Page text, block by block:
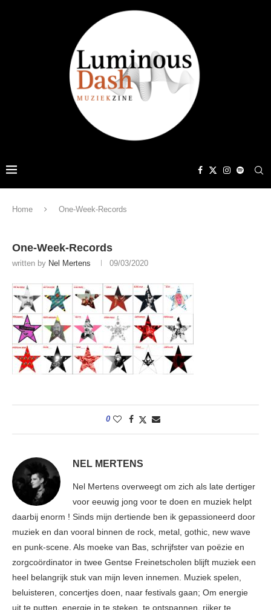
Home One-Week-Records
One-Week-Records
written by Nel Mertens 09/03/2020
0
NEL MERTENS
Nel Mertens overweegt om zich als late dertiger
voor eeuwig jong voor te doen en muziek helpt
daarbij enorm ! Sinds mijn dertiende ben ik gepassioneerd door
muziek en dan vooral binnen de rock, metal, gothic, new wave
en punk-scene. Als moeke van Bas, schrijfster van poëzie en
zorgcoördinator in twee Gentse Freinetscholen blijft muziek een
heel belangrijk stuk van mijn leven innemen. Muziek spelen,
beluisteren, concertjes doen, naar festivals gaan; Om energie
uit te putten, energie in te steken, te ontspannen, rijker te